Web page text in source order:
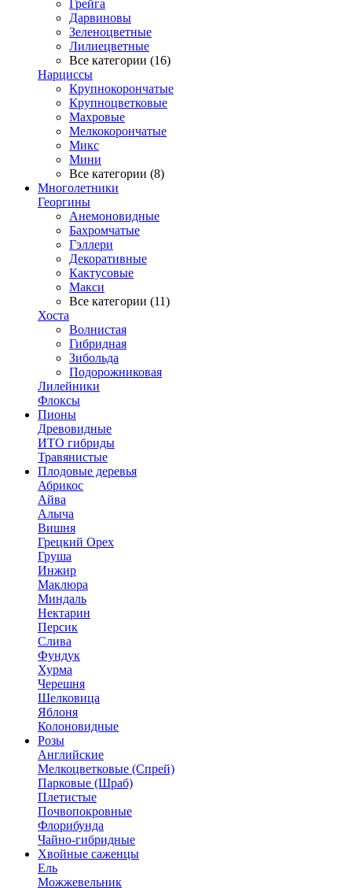
Грейга
Дарвиновы
Зеленоцветные
Лилиецветные
Все категории (16)
Нарциссы
Крупнокорончатые
Крупноцветковые
Махровые
Мелкокорончатые
Микс
Мини
Все категории (8)
Многолетники
Георгины
Анемоновидные
Бахромчатые
Гэллери
Декоративные
Кактусовые
Макси
Все категории (11)
Хоста
Волнистая
Гибридная
Зибольда
Подорожниковая
Лилейники
Флоксы
Пионы
Древовидные
ИТО гибриды
Травянистые
Плодовые деревья
Абрикос
Айва
Алыча
Вишня
Грецкий Орех
Груша
Инжир
Маклюра
Миндаль
Нектарин
Персик
Слива
Фундук
Хурма
Черешня
Шелковица
Яблоня
Колоновидные
Розы
Английские
Мелкоцветковые (Спрей)
Парковые (Шраб)
Плетистые
Почвопокровные
Флорибунда
Чайно-гибридные
Хвойные саженцы
Ель
Можжевельник